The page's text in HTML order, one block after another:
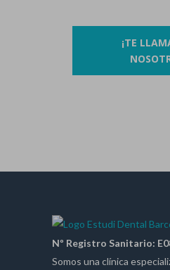
¡TE
Nº Registro Sanitario:
Somos una clínica